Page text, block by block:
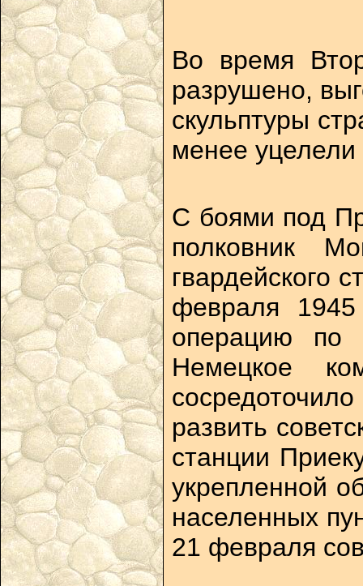
Во время
разрушено,
скульптуры
менее уцелели
С боями под
полковник
гвардейского
февраля
операцию по
Немецкое
развить
станции
укрепленной
населенных
21 февраля